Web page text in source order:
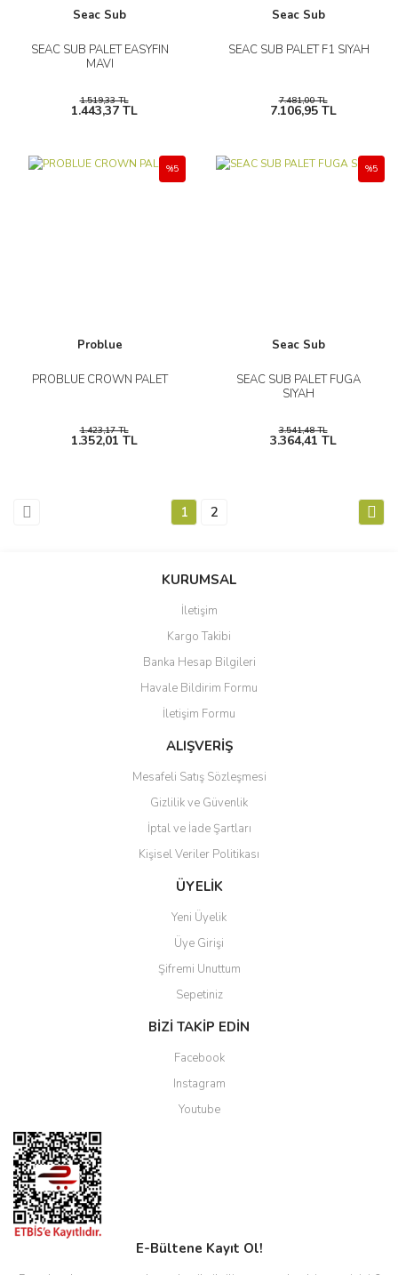
Seac Sub
SEAC SUB PALET EASYFIN
MAVI
1.519,33 TL
1.443,37 TL
Seac Sub
SEAC SUB PALET F1 SIYAH
7.481,00 TL
7.106,95 TL
Problue
PROBLUE CROWN PALET
%5
1.423,17 TL
1.352,01 TL
Seac Sub
SEAC SUB PALET FUGA
SIYAH
%5
3.541,48 TL
3.364,41 TL
1 2
KURUMSAL
İletişim
Kargo Takibi
Banka Hesap Bilgileri
Havale Bildirim Formu
İletişim Formu
ALIŞVERİŞ
Mesafeli Satış Sözleşmesi
Gizlilik ve Güvenlik
İptal ve İade Şartları
Kişisel Veriler Politikası
ÜYELİK
Yeni Üyelik
Üye Girişi
Şifremi Unuttum
Sepetiniz
BİZİ TAKİP EDİN
Facebook
Instagram
Youtube
E-Bültene Kayıt Ol!